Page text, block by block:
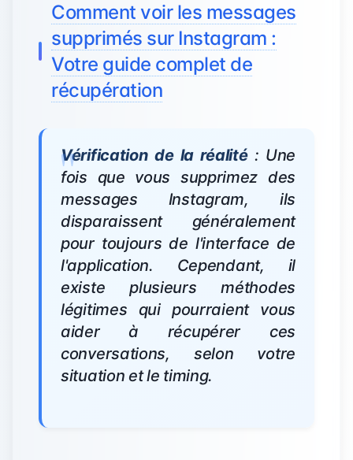
Comment voir les messages
supprimés sur Instagram :
Votre guide complet de
récupération
Vérification de la réalité: Une
fois que vous supprimez des
messages Instagram, ils
disparaissent généralement
pour toujours de l'interface de
l'application. Cependant, il
existe plusieurs méthodes
légitimes qui pourraient vous
aider à récupérer ces
conversations, selon votre
situation et le timing.